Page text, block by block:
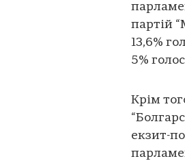
партій
13,6%
5%
Крім
екзит-